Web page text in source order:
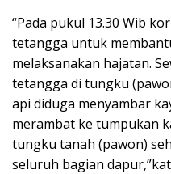
“Pada pukul 13.30 Wib
tetangga untuk
melaksanakan hajatan.
tetangga di tungku
api diduga menyambar
merambat ke tumpukan
tungku tanah (pawon)
seluruh bagian